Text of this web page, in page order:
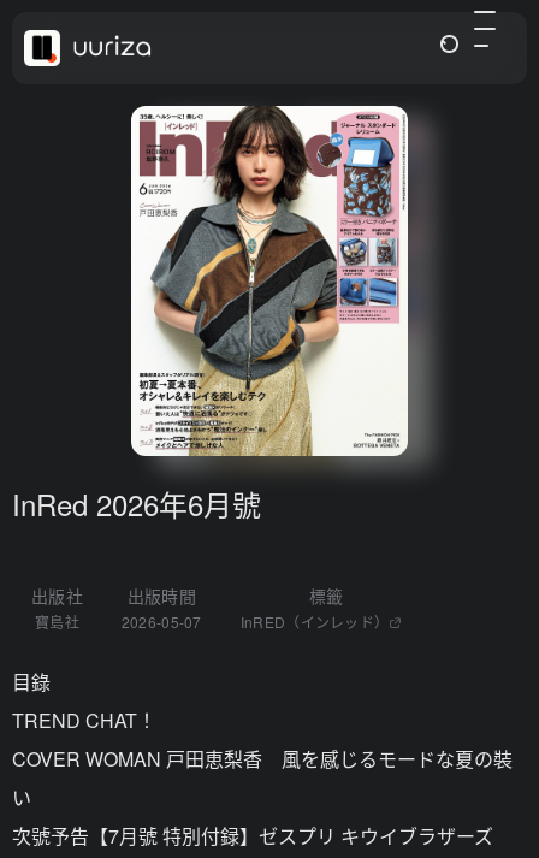
InRed 2026年6月號
出版社
寶島社
出版時間
2026-05-07
標籤
InRED（インレッド）
目錄
TREND CHAT！
COVER WOMAN 戸田恵梨香 風を感じるモードな夏の裝
い
次號予告【7月號 特別付録】ゼスプリ キウイブラザーズ